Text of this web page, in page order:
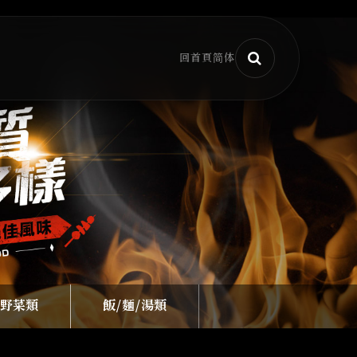
回首頁简体
野菜類 飯/麵/湯類